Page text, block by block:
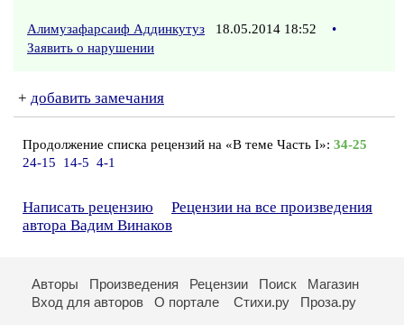
Алимузафарсаиф Аддинкутуз 18.05.2014 18:52
•
Заявить о нарушении
+ добавить замечания
Продолжение списка рецензий на «В теме Часть I»: 34-25
24-15
14-5 4-1
Написать рецензию
Рецензии на все произведения
автора Вадим Винаков
Авторы Произведения Рецензии Поиск
Магазин
Вход для авторов
О портале Стихи.ру Проза.ру